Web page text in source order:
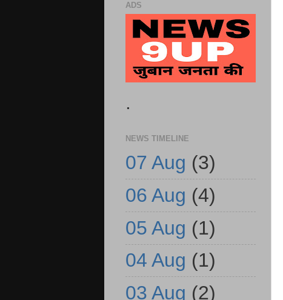
ADS
.
NEWS TIMELINE
07 Aug (3)
06 Aug (4)
05 Aug (1)
04 Aug (1)
03 Aug (2)